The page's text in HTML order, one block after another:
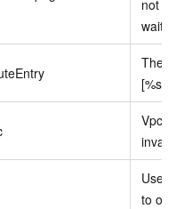
not
wait
The
[%s]
Vpc
User
to